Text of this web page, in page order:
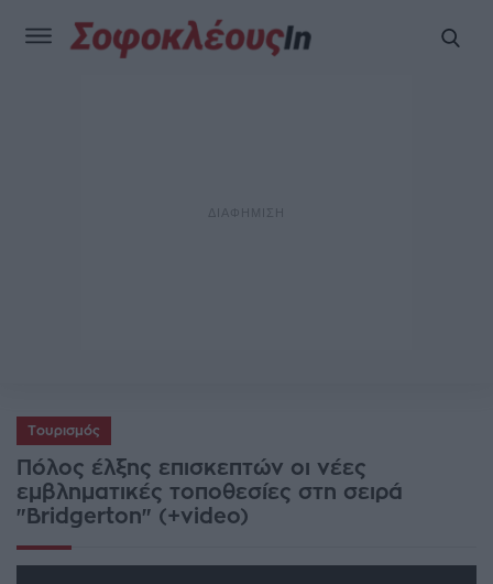
Τουρισμός
Πόλος έλξης επισκεπτών οι νέες
εμβληματικές τοποθεσίες στη σειρά
"Bridgerton" (+video)